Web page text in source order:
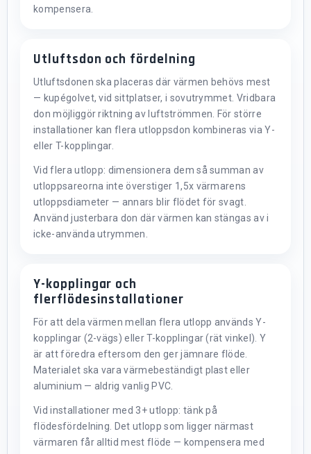
kompensera.
Utluftsdon och fördelning
Utluftsdonen ska placeras där värmen behövs mest
— kupégolvet, vid sittplatser, i sovutrymmet. Vridbara
don möjliggör riktning av luftströmmen. För större
installationer kan flera utloppsdon kombineras via Y-
eller T-kopplingar.
Vid flera utlopp: dimensionera dem så summan av
utloppsareorna inte överstiger 1,5x värmarens
utloppsdiameter — annars blir flödet för svagt.
Använd justerbara don där värmen kan stängas av i
icke-använda utrymmen.
Y-kopplingar och
flerflödesinstallationer
För att dela värmen mellan flera utlopp används Y-
kopplingar (2-vägs) eller T-kopplingar (rät vinkel). Y
är att föredra eftersom den ger jämnare flöde.
Materialet ska vara värmebeständigt plast eller
aluminium — aldrig vanlig PVC.
Vid installationer med 3+ utlopp: tänk på
flödesfördelning. Det utlopp som ligger närmast
värmaren får alltid mest flöde — kompensera med